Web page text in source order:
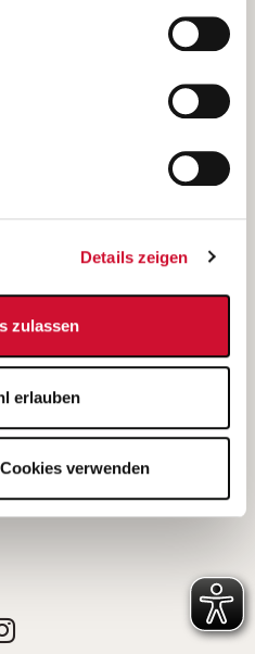
jederzeit widerrufen,
aufrufen und diese
Details zeigen
zulassen
erlauben
verwenden
Bezirksverbandes Unterfranken